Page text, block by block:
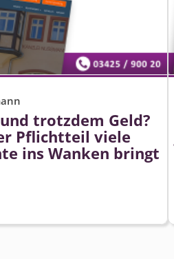
trotzdem Geld?
Pflichtteil viele
ins Wanken bringt